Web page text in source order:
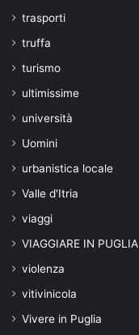
trasporti
truffa
turismo
ultimissime
università
Uomini
urbanistica locale
Valle d'Itria
viaggi
VIAGGIARE IN PUGLIA
violenza
vitivinicola
Vivere in Puglia